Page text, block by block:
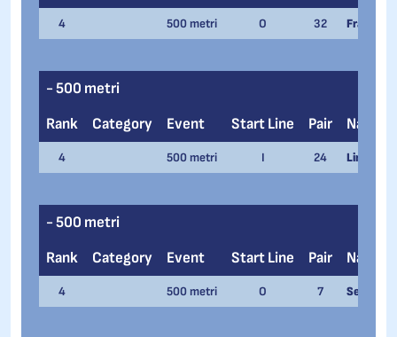
4 500 metri O 32
- 500 metri
Rank
Category Event Start Line Pair Name
4 500 metri I 24 Linda
- 500 metri
Rank
Category Event Start Line Pair Name
4 500 metri O 7 Serena